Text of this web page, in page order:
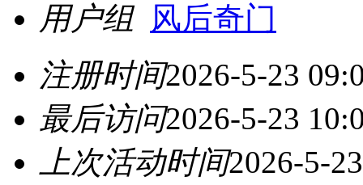
用户组 风后奇门
注册时间2026-5-23
最后访问2026-5-23
上次活动时间2026-5-